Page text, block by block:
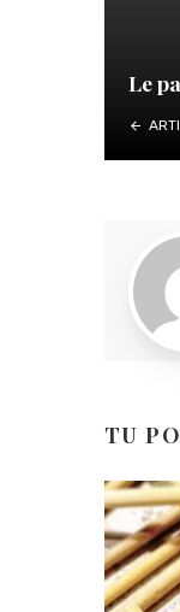
Le
TU